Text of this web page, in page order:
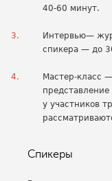
40-60 минут.
Интервью—
спикера — до
Мастер-класс
у участников
Спикеры